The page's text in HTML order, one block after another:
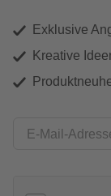
Exklusive
Kreative
E-Mail-